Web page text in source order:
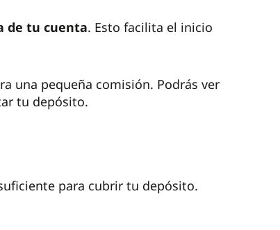
de tu cuenta. Esto facilita el inicio
una pequeña comisión. Podrás ver
tu depósito.
para cubrir tu depósito.